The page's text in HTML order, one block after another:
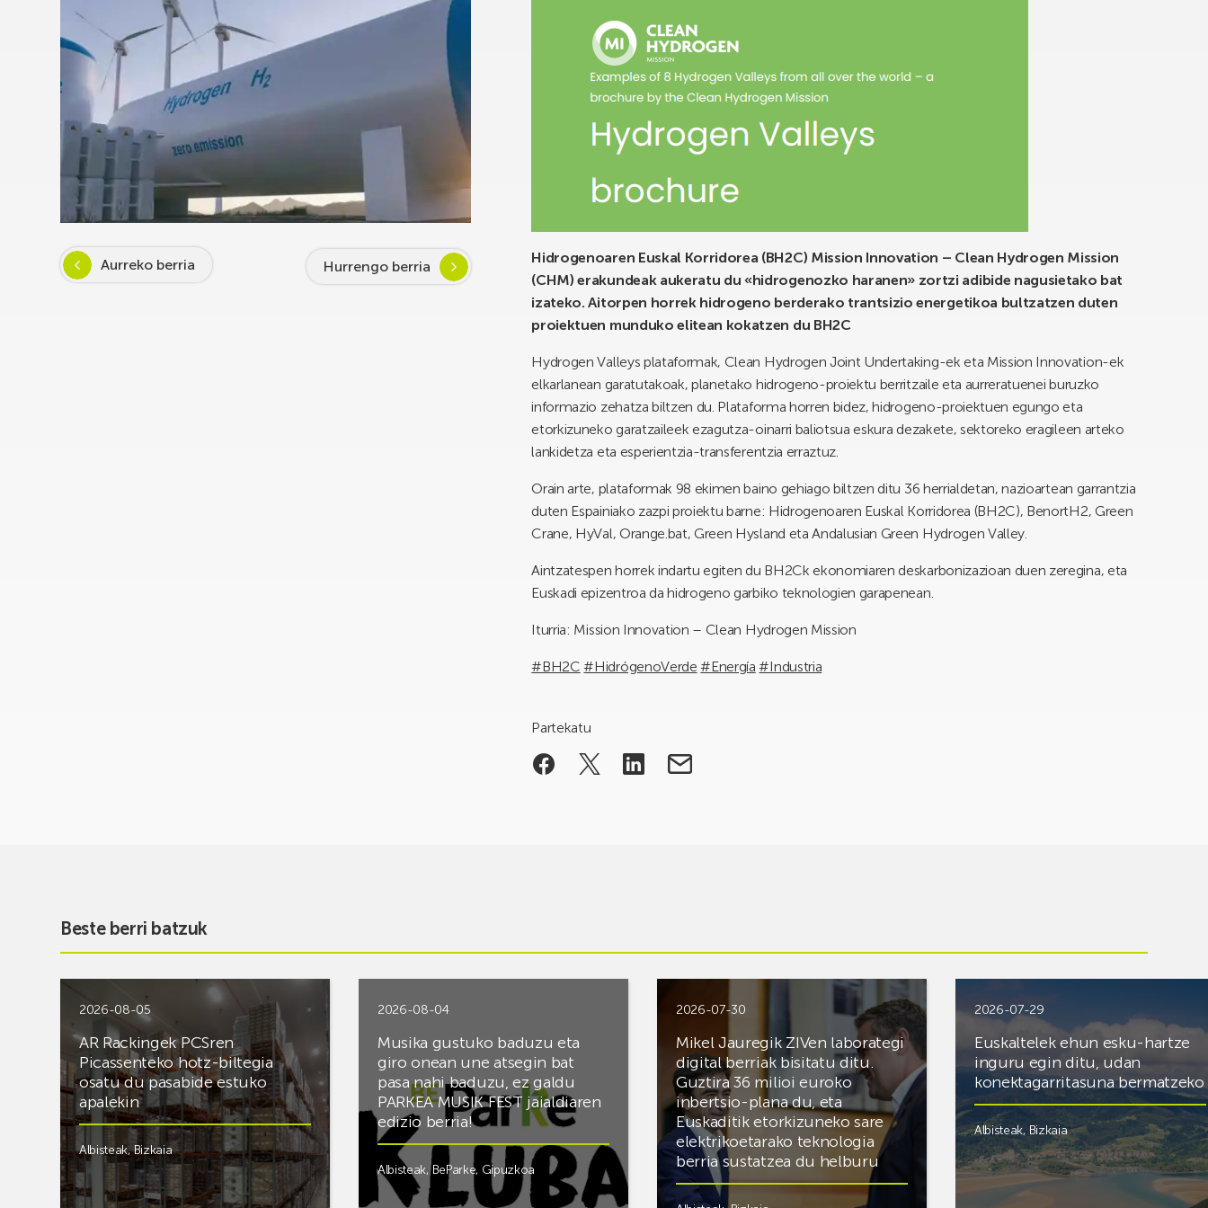
Aurreko berria Hurrengo berria
Hidrogenoaren Euskal Korridorea (BH2C) Mission Innovation – Clean Hydrogen Mission
(CHM) erakundeak aukeratu du «hidrogenozko haranen» zortzi adibide nagusietako bat
izateko. Aitorpen horrek hidrogeno berderako trantsizio energetikoa bultzatzen duten
proiektuen munduko elitean kokatzen du BH2C
Hydrogen Valleys plataformak, Clean Hydrogen Joint Undertaking-ek eta Mission Innovation-ek
elkarlanean garatutakoak, planetako hidrogeno-proiektu berritzaile eta aurreratuenei buruzko
informazio zehatza biltzen du. Plataforma horren bidez, hidrogeno-proiektuen egungo eta
etorkizuneko garatzaileek ezagutza-oinarri baliotsua eskura dezakete, sektoreko eragileen arteko
lankidetza eta esperientzia-transferentzia erraztuz.
Orain arte, plataformak 98 ekimen baino gehiago biltzen ditu 36 herrialdetan, nazioartean garrantzia
duten Espainiako zazpi proiektu barne: Hidrogenoaren Euskal Korridorea (BH2C), BenortH2, Green
Crane, HyVal, Orange.bat, Green Hysland eta Andalusian Green Hydrogen Valley.
Aintzatespen horrek indartu egiten du BH2Ck ekonomiaren deskarbonizazioan duen zeregina, eta
Euskadi epizentroa da hidrogeno garbiko teknologien garapenean.
Iturria: Mission Innovation – Clean Hydrogen Mission
#BH2C #HidrógenoVerde #Energía #Industria
Partekatu
Beste berri batzuk
2026-08-05
AR Rackingek PCSren
Picassenteko hotz-biltegia
osatu du pasabide estuko
apalekin
Albisteak,Bizkaia
2026-08-04
Musika gustuko baduzu eta
giro onean une atsegin bat
pasa nahi baduzu, ez galdu
PARKEA MUSIK FEST jaialdiaren
edizio berria!
Albisteak,BeParke, Gipuzkoa
2026-07-30
Mikel Jauregik ZIVen laborategi
digital berriak bisitatu ditu.
Guztira 36 milioi euroko
inbertsio-plana du, eta
Euskaditik etorkizuneko sare
elektrikoetarako teknologia
berria sustatzea du helburu
2026-07-29
Euskaltelek ehun esku-hartze
inguru egin ditu, udan
konektagarritasuna bermatzeko
Albisteak, Bizkaia